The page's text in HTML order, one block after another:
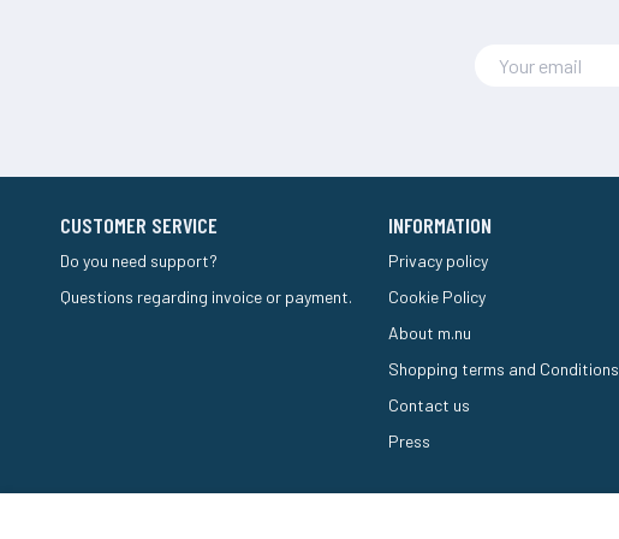
CUSTOMER SERVICE
Do you need support?
Questions regarding invoice or payment.
INFORMATION
Privacy policy
Cookie Policy
About m.nu
Shopping terms and Conditions
Contact us
Press